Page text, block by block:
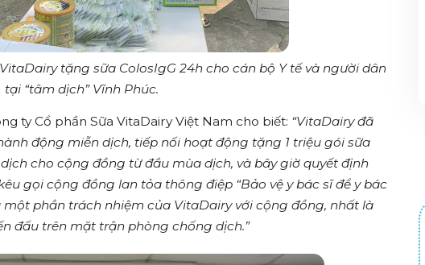
tặng sữa ColosIgG 24h cho cán bộ Y tế và người dân
tại “tâm dịch” Vĩnh Phúc.
ty Cổ phần Sữa VitaDairy Việt Nam cho biết: “VitaDairy đã
động miễn dịch, tiếp nối hoạt động tặng 1 triệu gói sữa
cho cộng đồng từ đầu mùa dịch, và bây giờ quyết định
gọi cộng đồng lan tỏa thông điệp “Bảo vệ y bác sĩ để y bác
một phần trách nhiệm của VitaDairy với cộng đồng, nhất là
đấu trên mặt trận phòng chống dịch.”